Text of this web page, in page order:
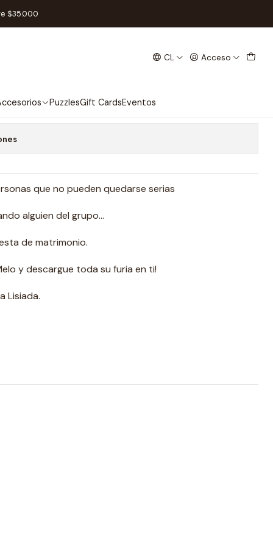
CL Acceso
PuzzlesGift CardsEventos
$35.000
- Español
que no pueden quedarse serias
alguien del grupo...
de matrimonio.
y descargue toda su furia en ti!
Lisiada.